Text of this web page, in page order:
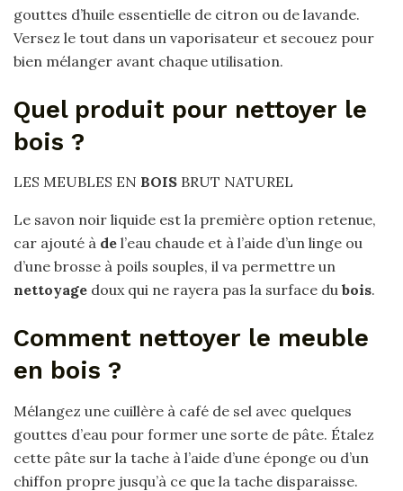
gouttes d’huile essentielle de citron ou de lavande.
Versez le tout dans un vaporisateur et secouez pour
bien mélanger avant chaque utilisation.
Quel produit pour nettoyer le
bois ?
LES MEUBLES EN BOIS BRUT NATUREL
Le savon noir liquide est la première option retenue,
car ajouté à de l’eau chaude et à l’aide d’un linge ou
d’une brosse à poils souples, il va permettre un
nettoyage doux qui ne rayera pas la surface du bois.
Comment nettoyer le meuble
en bois ?
Mélangez une cuillère à café de sel avec quelques
gouttes d’eau pour former une sorte de pâte. Étalez
cette pâte sur la tache à l’aide d’une éponge ou d’un
chiffon propre jusqu’à ce que la tache disparaisse.